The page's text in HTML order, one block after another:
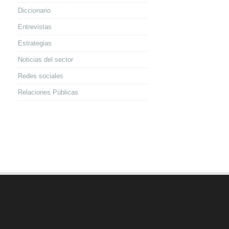
Diccionario
Entrevistas
Estrategias
Noticias del sector
Redes sociales
Relaciones Públicas